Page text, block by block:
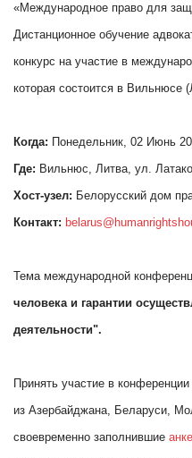
«Международное право для
Дистанционное обучение
конкурс на участие в
которая состоится в Вильнюсе
Когда: Понедельник, 02 Июнь
Где: Вильнюс, Литва, ул.
Хост-узел: Белорусский дом
Контакт:
Тема международной
человека и гарантии
деятельности".
Принять участие в
из Азербайджана, Беларуси,
своевременно заполнившие